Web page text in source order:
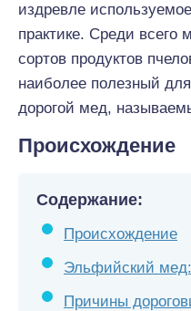
издревле
практике. Среди всего
сортов продуктов
наиболее полезный
дорогой мед,
Происхождение
Содержание:
Происхождение
Эльфийский
Причины